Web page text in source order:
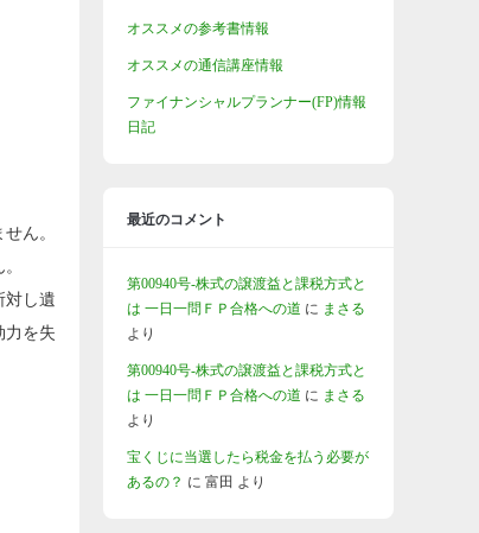
ん。
対し遺
力を失
オススメの参考書情報
オススメの通信講座情報
ファイナンシャルプランナー(FP)情報
日記
最近のコメント
第00940号-株式の譲渡益と課税方式と
は 一日一問ＦＰ合格への道 に まさる
より
第00940号-株式の譲渡益と課税方式と
は 一日一問ＦＰ合格への道 に まさる
より
宝くじに当選したら税金を払う必要が
あるの？ に 富田 より